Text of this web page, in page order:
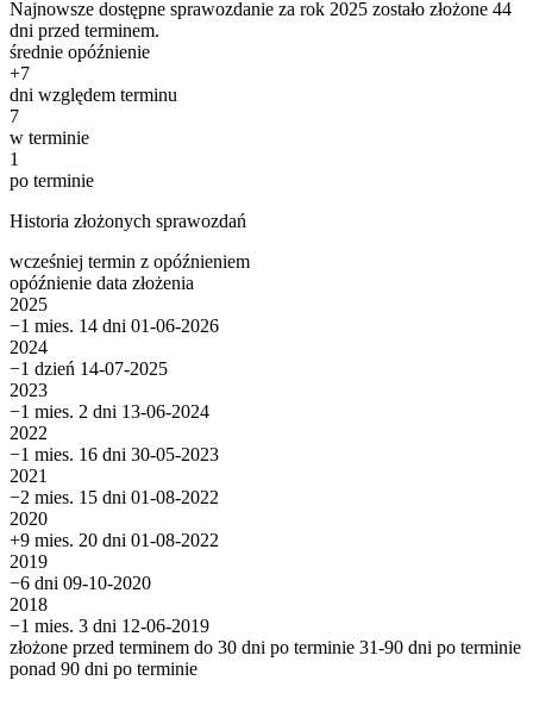
Najnowsze dostępne sprawozdanie za rok 2025 zostało złożone 44
dni przed terminem.
średnie opóźnienie
+7
dni względem terminu
7
w terminie
1
po terminie
Historia złożonych sprawozdań
wcześniej termin z opóźnieniem
opóźnienie data złożenia
2025
−1 mies. 14 dni 01-06-2026
2024
−1 dzień 14-07-2025
2023
−1 mies. 2 dni 13-06-2024
2022
−1 mies. 16 dni 30-05-2023
2021
−2 mies. 15 dni 01-08-2022
2020
+9 mies. 20 dni 01-08-2022
2019
−6 dni 09-10-2020
2018
−1 mies. 3 dni 12-06-2019
złożone przed terminem do 30 dni po terminie 31-90 dni po terminie
ponad 90 dni po terminie